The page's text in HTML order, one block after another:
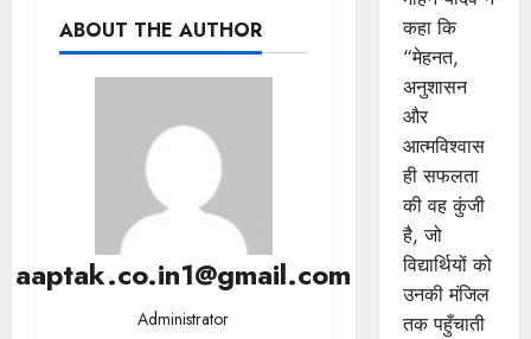
ABOUT THE AUTHOR
aaptak.co.in1@gmail.com
Administrator
कहा कि
“मेहनत,
अनुशासन
और
आत्मविश्वास
ही सफलता
की वह कुंजी
है, जो
विद्यार्थियों को
उनकी मंजिल
तक पहुँचाती